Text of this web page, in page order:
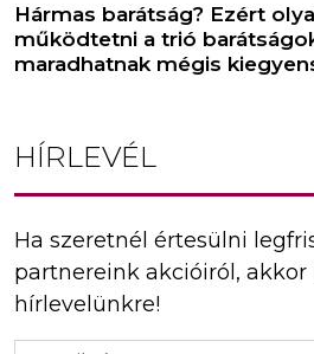
Hármas barátság? Ezért
működtetni a trió
maradhatnak mégis
HÍRLEVÉL
Ha szeretnél értesülni
partnereink akcióiról, akkor
hírlevelünkre!